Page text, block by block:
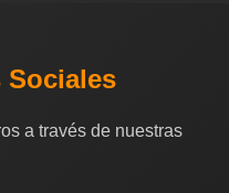
Sociales
a través de nuestras